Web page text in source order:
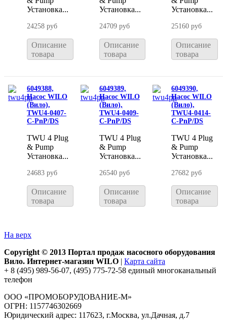
Установка...
24258 руб
Описание
товара
Установка...
24709 руб
Описание
товара
Установка...
25160 руб
Описание
товара
6049388,
Насос WILO
(Вило),
TWU4-0407-
C-PnP/DS
TWU 4 Plug
& Pump
Установка...
24683 руб
Описание
товара
6049389,
Насос WILO
(Вило),
TWU4-0409-
C-PnP/DS
TWU 4 Plug
& Pump
Установка...
26540 руб
Описание
товара
6049390,
Насос WILO
(Вило),
TWU4-0414-
C-PnP/DS
TWU 4 Plug
& Pump
Установка...
27682 руб
Описание
товара
На верх
Copyright © 2013 Портал продаж насосного оборудования
Вило. Интернет-магазин WILO | Карта сайта
+ 8 (495) 989-56-07, (495) 775-72-58 единый многоканальный
телефон
ООО «ПРОМОБОРУДОВАНИЕ-М»
ОГРН: 1157746302669
Юридический адрес: 117623, г.Москва, ул.Дачная, д.7